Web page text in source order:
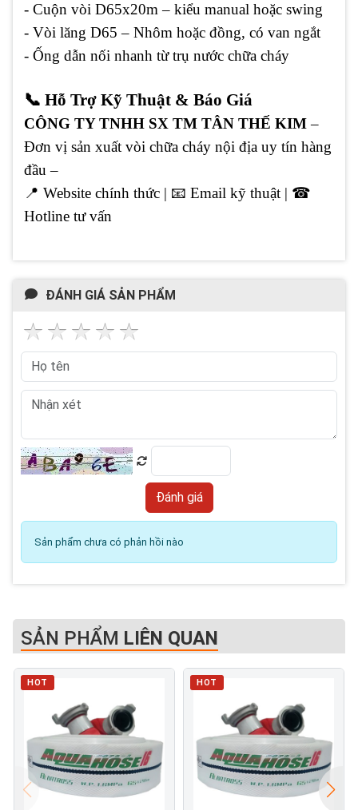
- Cuộn vòi D65x20m – kiểu manual hoặc swing
- Vòi lăng D65 – Nhôm hoặc đồng, có van ngắt
- Ống dẫn nối nhanh từ trụ nước chữa cháy
📞 Hỗ Trợ Kỹ Thuật & Báo Giá
CÔNG TY TNHH SX TM TÂN THẾ KIM–
Đơn vị sản xuất vòi chữa cháy nội địa uy tín hàng
đầu –
📍 Website chính thức | 📧 Email kỹ thuật | ☎
Hotline tư vấn
ĐÁNH GIÁ SẢN PHẨM
Sản phẩm chưa có phản hồi nào
SẢN PHẨM LIÊN QUAN
HOT HOT